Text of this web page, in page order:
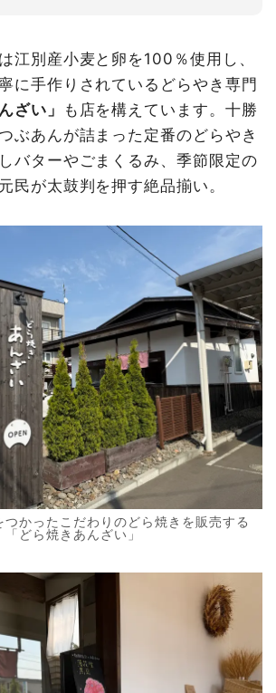
江別産小麦と卵を100％使用し、
に手作りされているどらやき専門
ざい」
も店を構えています。十勝
ぶあんが詰まった定番のどらやき
バターやごまくるみ、季節限定の
民が太鼓判を押す絶品揃い。
つかったこだわりのどら焼きを販売する
「どら焼きあんざい」